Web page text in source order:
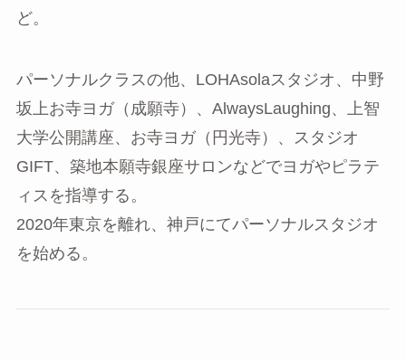
ど。
パーソナルクラスの他、LOHAsolaスタジオ、中野
坂上お寺ヨガ（成願寺）、AlwaysLaughing、上智
大学公開講座、お寺ヨガ（円光寺）、スタジオ
GIFT、築地本願寺銀座サロンなどでヨガやピラテ
ィスを指導する。
2020年東京を離れ、神戸にてパーソナルスタジオ
を始める。